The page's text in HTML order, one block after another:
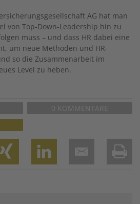
AG hat man
von Top-Down-Leadership hin zu
muss – und dass HR dabei eine
um neue Methoden und HR-
so die Zusammenarbeit im
Level zu heben.
0 KOMMENTARE
LinkedIn
Email